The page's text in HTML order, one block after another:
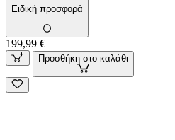
Ειδική προσφορά
199,99 €
Προσθήκη στο καλάθι